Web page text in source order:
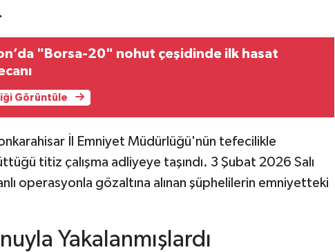
"Borsa-20" nohut çeşidinde ilk hasat
Görüntüle
İl Emniyet Müdürlüğü'nün tefecilikle
titiz çalışma adliyeye taşındı. 3 Şubat 2026 Salı
operasyonla gözaltına alınan şüphelilerin emniyetteki
Yakalanmışlardı